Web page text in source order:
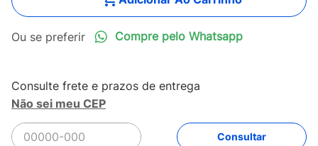
Compre pelo Whatsapp
Não sei meu CEP